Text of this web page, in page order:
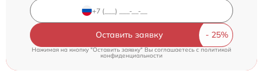
Оставить заявку
Нажимая на кнопку "Оставить заявку" Вы соглашаетесь cполитикой
конфиденциальности